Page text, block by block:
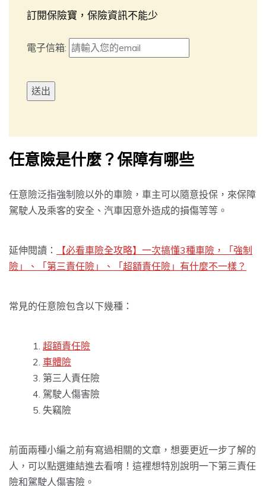
訂閱保險寶，保險資訊不能少
電子信箱:
任意險是什麼？保障有哪些
任意險泛指強制險以外的車險，車主可以隨意投保，來保障
駕駛人及乘客的安全、汽車因意外造成的損傷等等。
延伸閱讀：
【必看車險全攻略】一次搞懂3種車險，「強制
險」、「第三責任險」、「超額責任險」有什麼不一樣？
常見的任意險包含以下幾種：
超額責任險
車體險
第三人責任險
駕駛人傷害險
失竊險
前面兩種小編之前有寫過相關的文章，想要更近一步了解的
人，可以點選連結進去看唷！這裡想特別說明一下第三責任
險和駕駛人傷害險。